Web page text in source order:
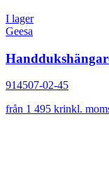
I lager
Geesa
914507-02-45
från 1 495 krinkl.